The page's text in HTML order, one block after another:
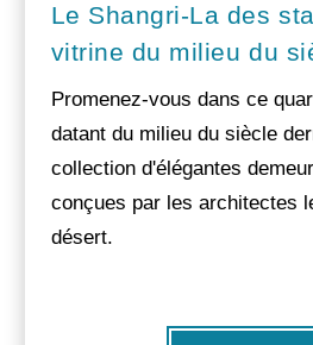
Le Shangri-La des
vitrine du milieu du
Promenez-vous dans ce
datant du milieu du siècle
collection d'élégantes
conçues par les architectes
désert.